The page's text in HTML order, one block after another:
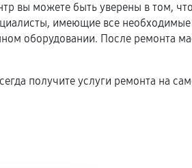
вы можете быть уверены в том,
имеющие все
оборудовании. После ремонта
получите услуги ремонта на